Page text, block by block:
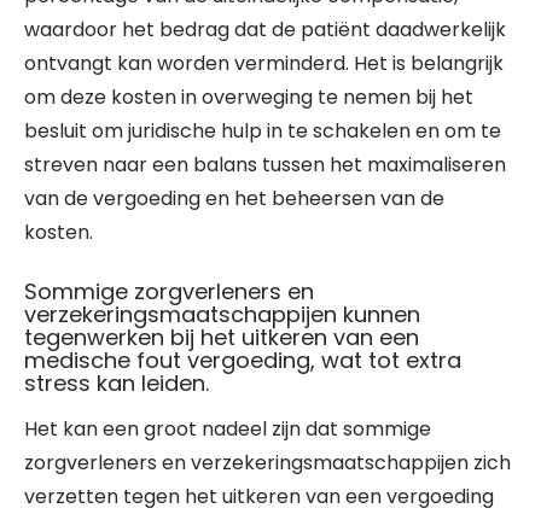
waardoor het bedrag dat de patiënt daadwerkelijk
ontvangt kan worden verminderd. Het is belangrijk
om deze kosten in overweging te nemen bij het
besluit om juridische hulp in te schakelen en om te
streven naar een balans tussen het maximaliseren
van de vergoeding en het beheersen van de
kosten.
Sommige zorgverleners en
verzekeringsmaatschappijen kunnen
tegenwerken bij het uitkeren van een
medische fout vergoeding, wat tot extra
stress kan leiden.
Het kan een groot nadeel zijn dat sommige
zorgverleners en verzekeringsmaatschappijen zich
verzetten tegen het uitkeren van een vergoeding